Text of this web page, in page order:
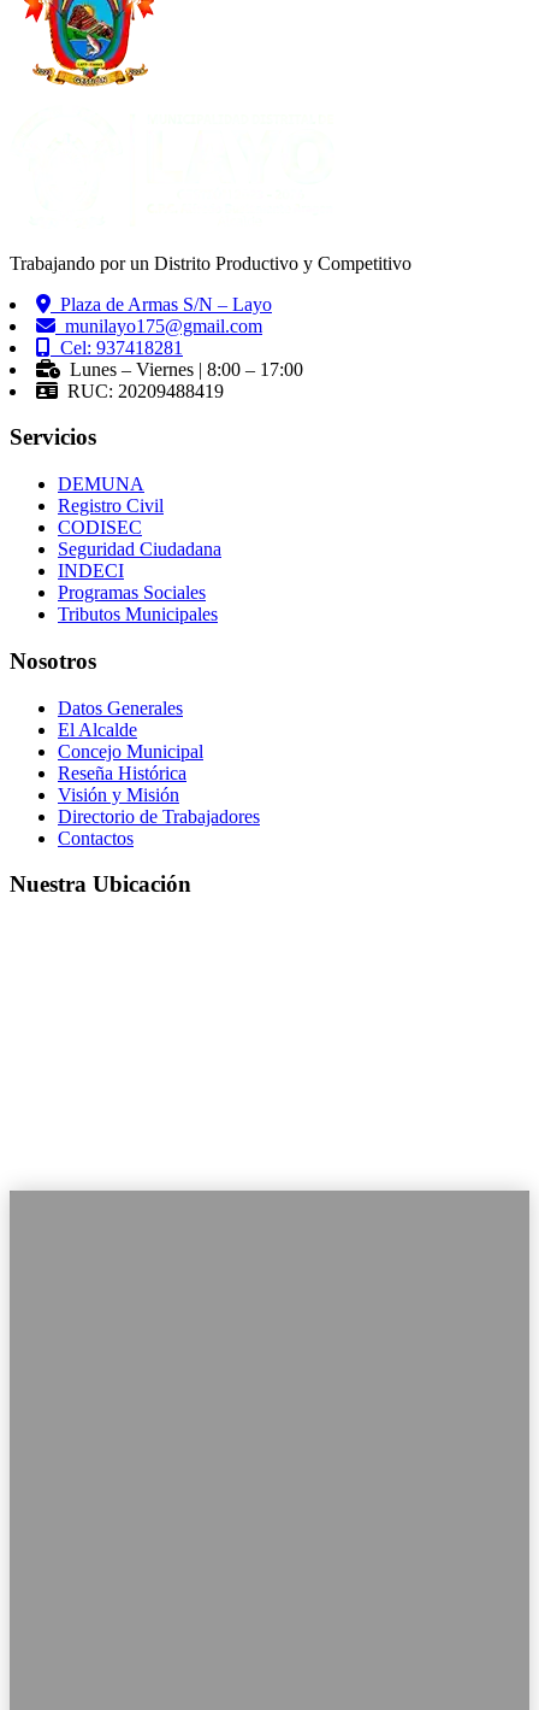
Trabajando por un Distrito Productivo y Competitivo
Plaza de Armas S/N – Layo
munilayo175@gmail.com
Cel: 937418281
Lunes – Viernes | 8:00 – 17:00
RUC: 20209488419
Servicios
DEMUNA
Registro Civil
CODISEC
Seguridad Ciudadana
INDECI
Programas Sociales
Tributos Municipales
Nosotros
Datos Generales
El Alcalde
Concejo Municipal
Reseña Histórica
Visión y Misión
Directorio de Trabajadores
Contactos
Nuestra Ubicación